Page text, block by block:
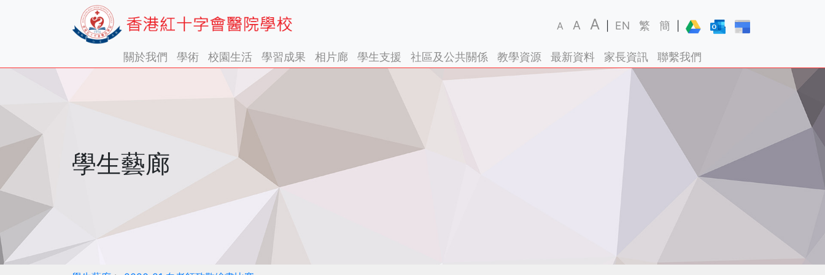
A A A EN 繁 簡
關於我們 學術 校園生活 學習成果 相片廊 學生支援 社區及公共關係 教學資源 最新資料 家長資訊 聯繫我們
學生藝廊